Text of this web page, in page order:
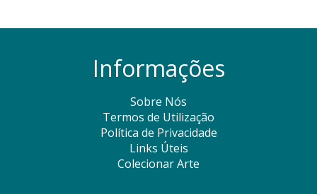
Informações
Sobre Nós
Termos de Utilização
Política de Privacidade
Links Úteis
Colecionar Arte